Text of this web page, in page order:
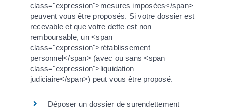
class="expression">mesures imposées</span>
peuvent vous être proposés. Si votre dossier est
recevable et que votre dette est non
remboursable, un <span
class="expression">rétablissement
personnel</span> (avec ou sans <span
class="expression">liquidation
judiciaire</span>) peut vous être proposé.
Déposer un dossier de surendettement